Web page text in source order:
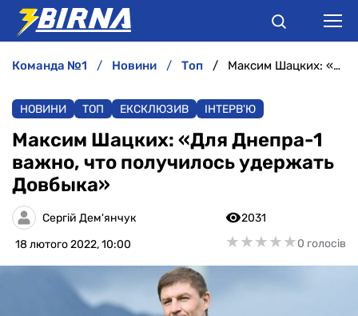
АНАЛІТИКА
ІНТЕРВ'Ю
РІЗНЕ
команда №1 новини топ Максим Шацких: «Для Днепра-1 важно, что получилось удержать Довбыка»
НОВИНИ ТОП ЕКСКЛЮЗИВ ІНТЕРВ'Ю
Максим Шацких: «Для Днепра-1
важно, что получилось удержать
Довбыка»
Сергій Дем'янчук
18 лютого 2022, 10:00
2031
★★★★★
★★★★★0 голосів